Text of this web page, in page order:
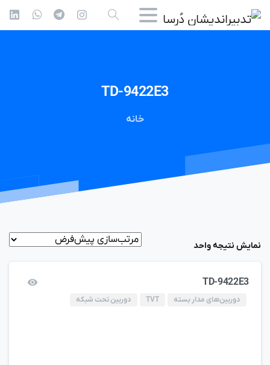
TD-9422E3
خانه
نمایش نتیجه واحد
TD-9422E3
دوربین‌های مدار بسته TVT دوربین تحت شبکه